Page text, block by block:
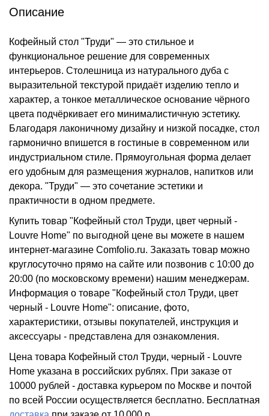
Описание
Кофейный стол "Труди" — это стильное и
функциональное решение для современных
интерьеров. Столешница из натурального дуба с
выразительной текстурой придаёт изделию тепло и
характер, а тонкое металлическое основание чёрного
цвета подчёркивает его минималистичную эстетику.
Благодаря лаконичному дизайну и низкой посадке, стол
гармонично впишется в гостиные в современном или
индустриальном стиле. Прямоугольная форма делает
его удобным для размещения журналов, напитков или
декора. "Труди" — это сочетание эстетики и
практичности в одном предмете.
Купить товар "Кофейный стол Труди, цвет черный -
Louvre Home" по выгодной цене вы можете в нашем
интернет-магазине Comfolio.ru. Заказать товар можно
круглосуточно прямо на сайте или позвонив с 10:00 до
20:00 (по московскому времени) нашим менеджерам.
Информация о товаре "Кофейный стол Труди, цвет
черный - Louvre Home": описание, фото,
характеристики, отзывы покупателей, инструкция и
аксессуары - представлена для ознакомления.
Цена товара Кофейный стол Труди, черный - Louvre
Home указана в российских рублях. При заказе от
10000 рублей - доставка курьером по Москве и почтой
по всей России осуществляется бесплатно. Бесплатная